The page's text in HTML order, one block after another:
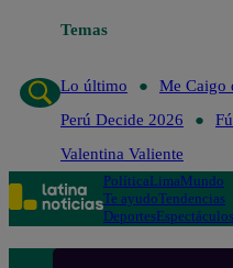
Temas
Lo último
Me Caigo
Perú Decide 2026
Valentina Valiente
PolíticaLimaMundo
Te ayudoTendencias
DeportesEspectáculos